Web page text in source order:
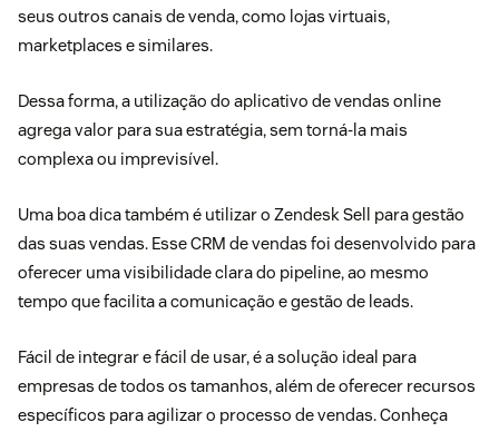
seus outros canais de venda, como lojas virtuais,
marketplaces e similares.
Dessa forma, a utilização do aplicativo de vendas online
agrega valor para sua estratégia, sem torná-la mais
complexa ou imprevisível.
Uma boa dica também é utilizar o Zendesk Sell
para gestão
das suas vendas. Esse CRM de vendas foi desenvolvido para
oferecer uma visibilidade clara do pipeline, ao mesmo
tempo que facilita a comunicação e gestão de leads.
Fácil de integrar e fácil de usar, é a solução ideal para
empresas de todos os tamanhos, além de oferecer recursos
específicos para agilizar o processo de vendas. Conheça